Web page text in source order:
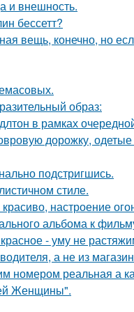
и внешность.
бессетт?
вещь, конечно, но
образ:
в рамках
дорожку,
подстригшись.
стиле.
настроение
альбома к
- уму не
а не из
номером реальная а
Женщины".